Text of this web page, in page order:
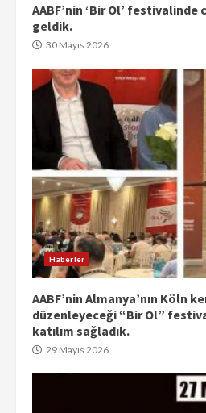
AABF’nin ‘Bir Ol’
geldik.
30 Mayıs 2026
Haberler
AABF’nin Almanya’nın Köln
düzenleyeceği “Bir Ol”
katılım sağladık.
29 Mayıs 2026